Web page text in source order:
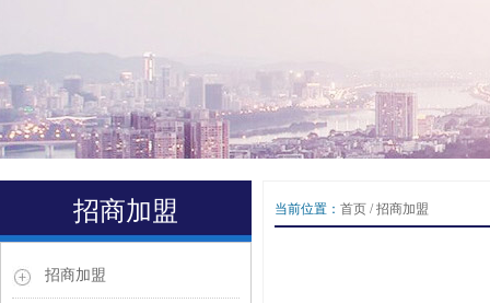
Previous
招商加盟
招商加盟
当前位置： 首页 /招商加盟